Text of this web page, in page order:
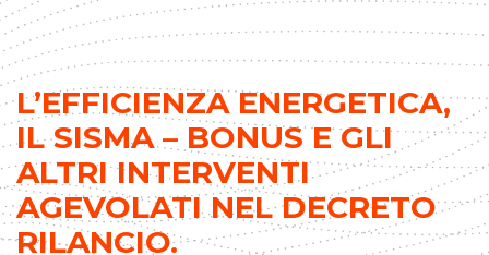
L’EFFICIENZA ENERGETICA,
IL SISMA – BONUS E GLI
ALTRI INTERVENTI
AGEVOLATI NEL DECRETO
RILANCIO.